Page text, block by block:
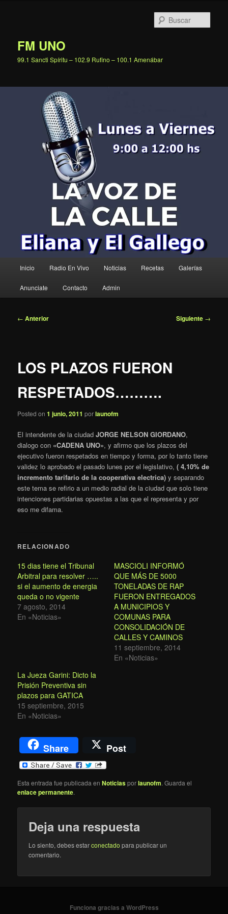
FM UNO
99.1 Sancti Spíritu – 102.9 Rufino – 100.1 Amenábar
principal
Inicio Radio En Vivo Noticias Recetas Galerías
Anunciate Contacto Admin
Navegación
← Anterior Siguiente →
LOS PLAZOS FUERON
RESPETADOS……….
Posted on1 junio, 2011 porlaunofm
El intendente de la ciudad JORGE NELSON GIORDANO,
dialogo con «CADENA UNO», y afirmo que los plazos del
ejecutivo fueron respetados en tiempo y forma, por lo tanto tiene
validez lo aprobado el pasado lunes por el legislativo, ( 4,10% de
incremento tarifario de la cooperativa electrica) y separando
este tema se refirio a un medio radial de la ciudad que solo tiene
intenciones partidarias opuestas a las que el representa y por
eso me difama.
RELACIONADO
15 dias tiene el Tribunal
Arbitral para resolver …..
si el aumento de energia
queda o no vigente
7 agosto, 2014
En «Noticias»
MASCIOLI INFORMÓ
QUE MÁS DE 5000
TONELADAS DE RAP
FUERON ENTREGADOS
A MUNICIPIOS Y
COMUNAS PARA
CONSOLIDACIÓN DE
CALLES Y CAMINOS
11 septiembre, 2014
En «Noticias»
La Jueza Garini: Dicto la
Prisión Preventiva sin
plazos para GATICA
15 septiembre, 2015
En «Noticias»
Share Post
Esta entrada fue publicada enNoticiasporlaunofm. Guarda el
enlace permanente.
Deja una respuesta
Lo siento, debes estarconectado para publicar un
comentario.
Funciona gracias a WordPress